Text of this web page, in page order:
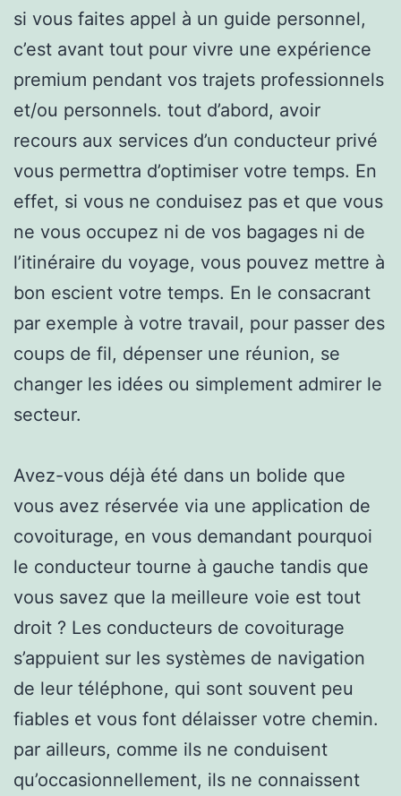
si vous faites appel à un guide personnel,
c’est avant tout pour vivre une expérience
premium pendant vos trajets professionnels
et/ou personnels. tout d’abord, avoir
recours aux services d’un conducteur privé
vous permettra d’optimiser votre temps. En
effet, si vous ne conduisez pas et que vous
ne vous occupez ni de vos bagages ni de
l’itinéraire du voyage, vous pouvez mettre à
bon escient votre temps. En le consacrant
par exemple à votre travail, pour passer des
coups de fil, dépenser une réunion, se
changer les idées ou simplement admirer le
secteur.
Avez-vous déjà été dans un bolide que
vous avez réservée via une application de
covoiturage, en vous demandant pourquoi
le conducteur tourne à gauche tandis que
vous savez que la meilleure voie est tout
droit ? Les conducteurs de covoiturage
s’appuient sur les systèmes de navigation
de leur téléphone, qui sont souvent peu
fiables et vous font délaisser votre chemin.
par ailleurs, comme ils ne conduisent
qu’occasionnellement, ils ne connaissent